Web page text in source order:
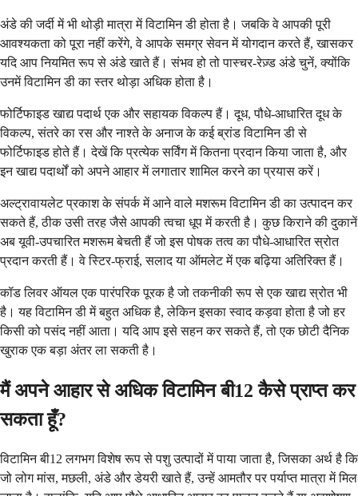
अंडे की जर्दी में भी थोड़ी मात्रा में विटामिन डी होता है। जबकि वे आपकी पूरी
आवश्यकता को पूरा नहीं करेंगे, वे आपके समग्र सेवन में योगदान करते हैं, खासकर
यदि आप नियमित रूप से अंडे खाते हैं। संभव हो तो पास्चर-रेज़्ड अंडे चुनें, क्योंकि
उनमें विटामिन डी का स्तर थोड़ा अधिक होता है।
फोर्टिफाइड खाद्य पदार्थ एक और सहायक विकल्प हैं। दूध, पौधे-आधारित दूध के
विकल्प, संतरे का रस और नाश्ते के अनाज के कई ब्रांड विटामिन डी से
फोर्टिफाइड होते हैं। देखें कि प्रत्येक सर्विंग में कितना प्रदान किया जाता है, और
इन खाद्य पदार्थों को अपने आहार में लगातार शामिल करने का प्रयास करें।
अल्ट्रावायलेट प्रकाश के संपर्क में आने वाले मशरूम विटामिन डी का उत्पादन कर
सकते हैं, ठीक उसी तरह जैसे आपकी त्वचा धूप में करती है। कुछ किराने की दुकानें
अब यूवी-उपचारित मशरूम बेचती हैं जो इस पोषक तत्व का पौधे-आधारित स्रोत
प्रदान करती हैं। वे स्टिर-फ्राई, सलाद या ऑमलेट में एक बढ़िया अतिरिक्त हैं।
कॉड लिवर ऑयल एक पारंपरिक पूरक है जो तकनीकी रूप से एक खाद्य स्रोत भी
है। यह विटामिन डी में बहुत अधिक है, लेकिन इसका स्वाद कड़वा होता है जो हर
किसी को पसंद नहीं आता। यदि आप इसे सहन कर सकते हैं, तो एक छोटी दैनिक
खुराक एक बड़ा अंतर ला सकती है।
मैं अपने आहार से अधिक विटामिन बी12 कैसे प्राप्त कर
सकता हूँ?
विटामिन बी12 लगभग विशेष रूप से पशु उत्पादों में पाया जाता है, जिसका अर्थ है कि
जो लोग मांस, मछली, अंडे और डेयरी खाते हैं, उन्हें आमतौर पर पर्याप्त मात्रा में मिल